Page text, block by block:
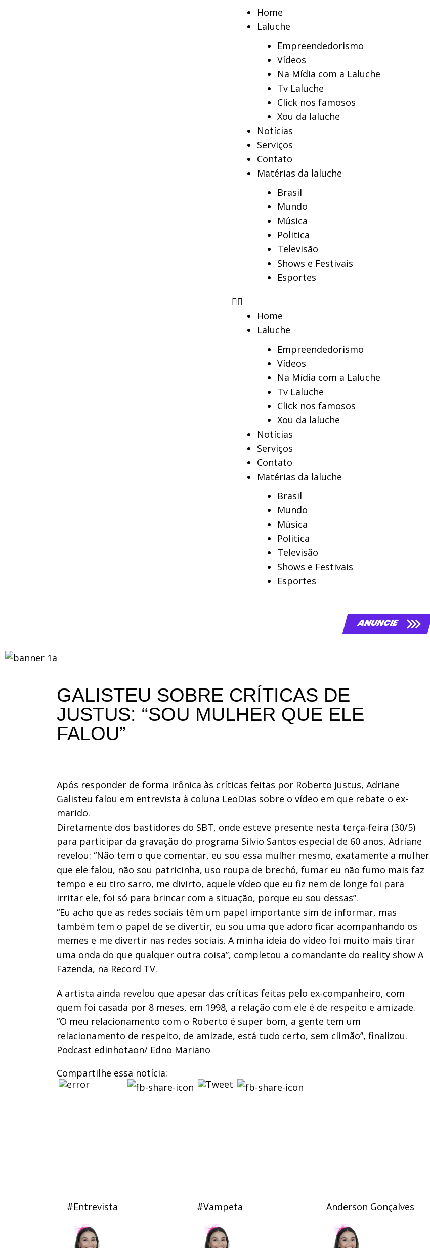
Home
Laluche
Empreendedorismo
Vídeos
Na Mídia com a Laluche
Tv Laluche
Click nos famosos
Xou da laluche
Notícias
Serviços
Contato
Matérias da laluche
Brasil
Mundo
Música
Politica
Televisão
Shows e Festivais
Esportes
Home
Laluche
Empreendedorismo
Vídeos
Na Mídia com a Laluche
Tv Laluche
Click nos famosos
Xou da laluche
Notícias
Serviços
Contato
Matérias da laluche
Brasil
Mundo
Música
Politica
Televisão
Shows e Festivais
Esportes
ANUNCIE
GALISTEU SOBRE CRÍTICAS DE
JUSTUS: “SOU MULHER QUE ELE
FALOU”
Após responder de forma irônica às críticas feitas por Roberto Justus, Adriane
Galisteu falou em entrevista à coluna LeoDias sobre o vídeo em que rebate o ex-
marido.
Diretamente dos bastidores do SBT, onde esteve presente nesta terça-feira (30/5)
para participar da gravação do programa Silvio Santos especial de 60 anos, Adriane
revelou: “Não tem o que comentar, eu sou essa mulher mesmo, exatamente a mulher
que ele falou, não sou patricinha, uso roupa de brechó, fumar eu não fumo mais faz
tempo e eu tiro sarro, me divirto, aquele vídeo que eu fiz nem de longe foi para
irritar ele, foi só para brincar com a situação, porque eu sou dessas”.
“Eu acho que as redes sociais têm um papel importante sim de informar, mas
também tem o papel de se divertir, eu sou uma que adoro ficar acompanhando os
memes e me divertir nas redes sociais. A minha ideia do vídeo foi muito mais tirar
uma onda do que qualquer outra coisa”, completou a comandante do reality show A
Fazenda, na Record TV.
A artista ainda revelou que apesar das críticas feitas pelo ex-companheiro, com
quem foi casada por 8 meses, em 1998, a relação com ele é de respeito e amizade.
“O meu relacionamento com o Roberto é super bom, a gente tem um
relacionamento de respeito, de amizade, está tudo certo, sem climão”, finalizou.
Podcast edinhotaon/ Edno Mariano
Compartilhe essa notícia:
#Entrevista #Vampeta Anderson Gonçalves